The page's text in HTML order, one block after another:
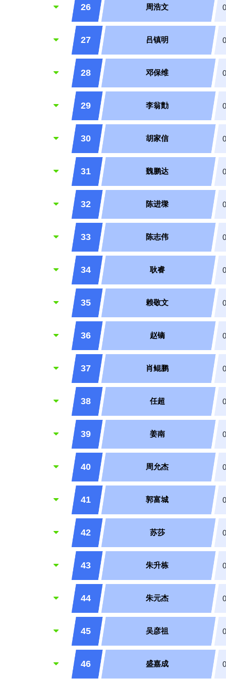
26 周浩文 0
27 吕镇明 0
28 邓保维 0
29 李翁勣 0
30 胡家信 0
31 魏鹏达 0
32 陈进墚 0
33 陈志伟 0
34 耿睿 0
35 赖敬文 0
36 赵镝 0
37 肖鲲鹏 0
38 任超 0
39 姜南 0
40 周允杰 0
41 郭富城 0
42 苏莎 0
43 朱升栋 0
44 朱元杰 0
45 吴彦祖 0
46 盛嘉成 0